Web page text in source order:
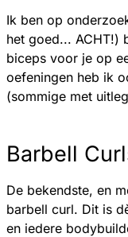
Ik ben op
het goed... ACHT!)
biceps voor je op
oefeningen heb ik
(sommige met
Barbell
De bekendste, en
barbell curl. Dit is
en iedere